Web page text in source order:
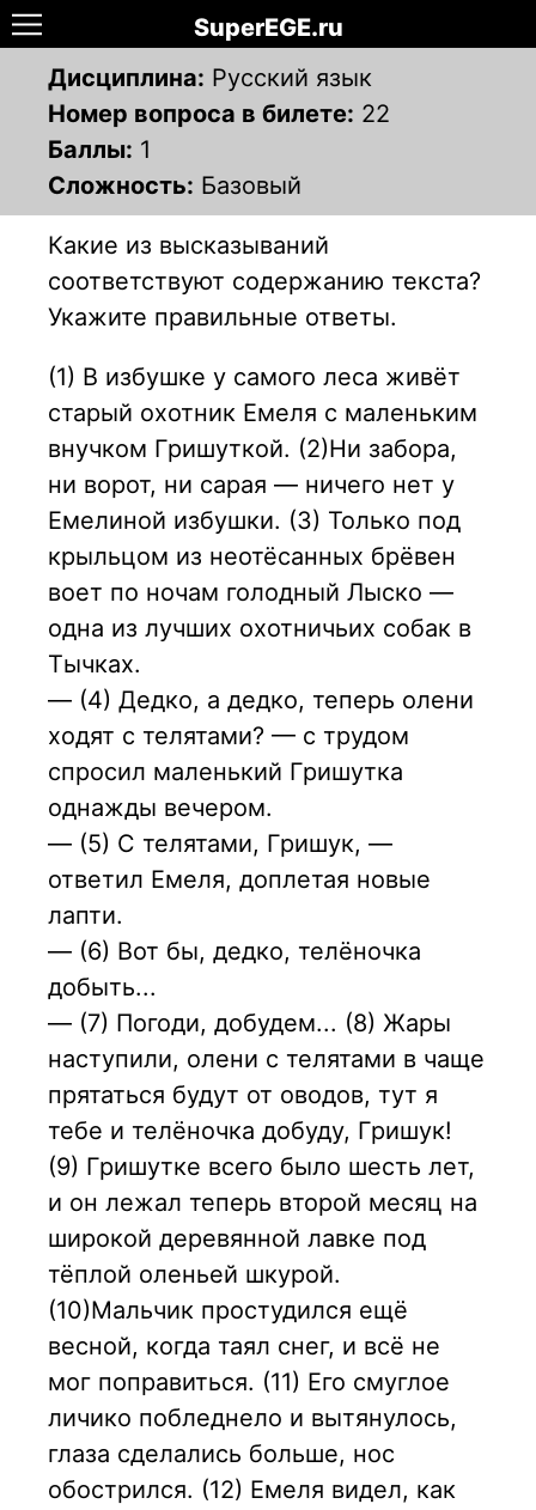
SuperEGE.ru
Дисциплина: Русский язык
Номер вопроса в билете: 22
Баллы: 1
Сложность: Базовый
Какие из высказываний
соответствуют содержанию текста?
Укажите правильные ответы.
(1) В избушке у самого леса живёт
старый охотник Емеля с маленьким
внучком Гришуткой. (2)Ни забора,
ни ворот, ни сарая — ничего нет у
Емелиной избушки. (3) Только под
крыльцом из неотёсанных брёвен
воет по ночам голодный Лыско —
одна из лучших охотничьих собак в
Тычках.
— (4) Дедко, а дедко, теперь олени
ходят с телятами? — с трудом
спросил маленький Гришутка
однажды вечером.
— (5) С телятами, Гришук, —
ответил Емеля, доплетая новые
лапти.
— (6) Вот бы, дедко, телёночка
добыть...
— (7) Погоди, добудем... (8) Жары
наступили, олени с телятами в чаще
прятаться будут от оводов, тут я
тебе и телёночка добуду, Гришук!
(9) Гришутке всего было шесть лет,
и он лежал теперь второй месяц на
широкой деревянной лавке под
тёплой оленьей шкурой.
(10)Мальчик простудился ещё
весной, когда таял снег, и всё не
мог поправиться. (11) Его смуглое
личико побледнело и вытянулось,
глаза сделались больше, нос
обострился. (12) Емеля видел, как